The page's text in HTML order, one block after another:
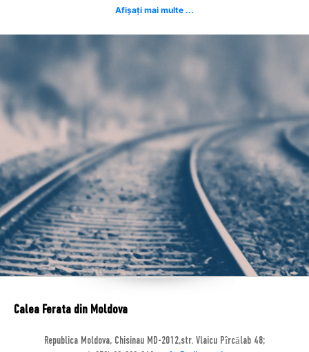
Afișați mai multe ...
Calea Ferata din Moldova
Republica Moldova, Chisinau MD-2012,str. Vlaicu Pîrcălab 48;